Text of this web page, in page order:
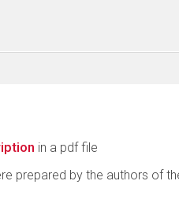
in a pdf file
prepared by the authors of